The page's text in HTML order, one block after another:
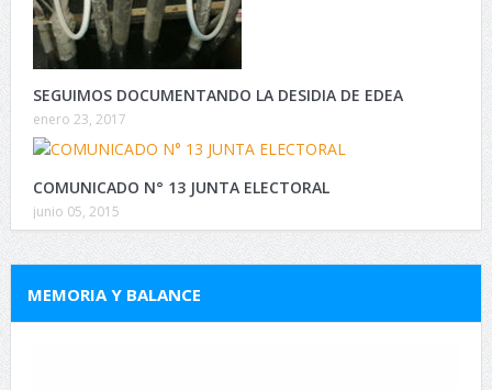
SEGUIMOS DOCUMENTANDO LA DESIDIA DE EDEA
enero 23, 2017
COMUNICADO N° 13 JUNTA ELECTORAL
junio 05, 2015
MEMORIA Y BALANCE